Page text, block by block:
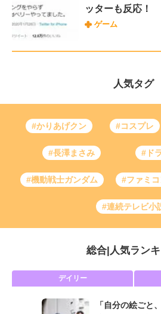
ッターも反応！
ゲーム
人気タグ
#かりあげクン #コスプレ
#長澤まさみ #ド
#機動戦士ガンダム #ファミ
#連続テレビ小
総合 人気ラン
デイリー
「自分の絵ごと